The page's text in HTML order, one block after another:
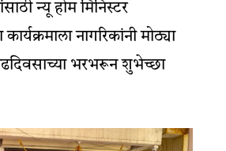
न्यू होम मिनिस्टर
नागरिकांनी मोठ्या
भरभरून शुभेच्छा